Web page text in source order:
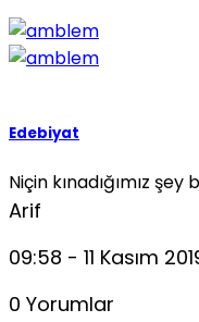
Edebiyat
Niçin kınadığımız şey
Arif
09:58 - 11 Kasım
0 Yorumlar